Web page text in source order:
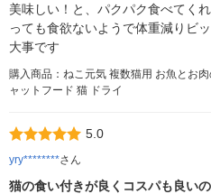
美味しい！と、パクパク食べてく
っても食欲ないようで体重減りビ
大事です
購入商品：ねこ元気 複数猫用 お魚とお
ャットフード 猫 ドライ
5.0
yry********さん
猫の食い付きが良くコスパも良い